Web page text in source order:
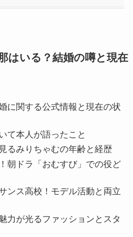
はいる？結婚の噂と現在
に関する公式情報と現在の状
て本人が語ったこと
るみりちゃむの年齢と経歴
朝ドラ「おむすび」での役ど
ンス高校！モデル活動と両立
力が光るファッションとスタ